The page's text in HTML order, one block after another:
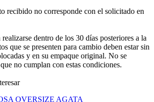
recibido no corresponde con el solicitado en
dentro de los 30 días posteriores a la
que se presenten para cambio deben estar sin
y en su empaque original. No se
no cumplan con estas condiciones.